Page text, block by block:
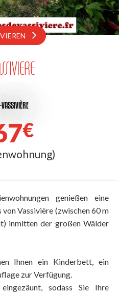
€
genießen eine
von Vassivière (zwischen 60 m
inmitten der großen Wälder
Ihnen ein Kinderbett, ein
zur Verfügung.
sodass Sie Ihre